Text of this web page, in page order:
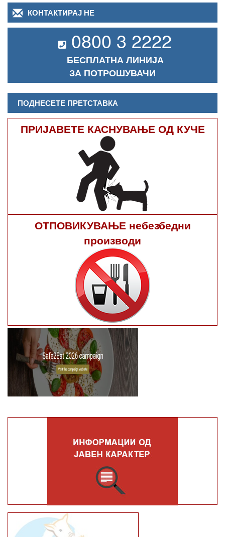
КОНТАКТИРАЈ НЕ
0800 3 2222
БЕСПЛАТНА ЛИНИЈА
ЗА ПОТРОШУВАЧИ
ПОДНЕСЕТЕ ПРЕТСТАВКА
ПРИЈАВЕТЕ КАСНУВАЊЕ ОД КУЧЕ
ОТПОВИКУВАЊЕ небезбедни
производи